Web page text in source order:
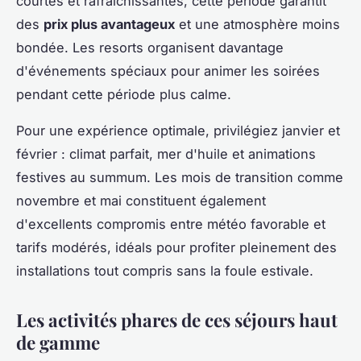
des prix plus avantageux et une atmosphère moins
bondée. Les resorts organisent davantage
d'événements spéciaux pour animer les soirées
pendant cette période plus calme.
Pour une expérience optimale, privilégiez janvier et
février : climat parfait, mer d'huile et animations
festives au summum. Les mois de transition comme
novembre et mai constituent également
d'excellents compromis entre météo favorable et
tarifs modérés, idéals pour profiter pleinement des
installations tout compris sans la foule estivale.
Les activités phares de ces séjours haut
de gamme